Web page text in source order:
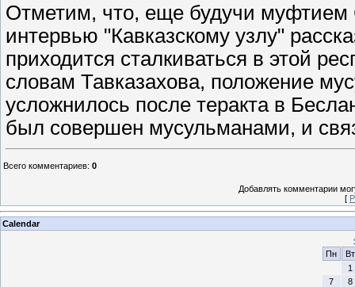
Отметим, что, еще будучи муфтием
интервью "Кавказскому узлу"
приходится сталкиваться в этой
словам Тавказахова, положение
усложнилось после теракта в
был совершен мусульманами, и
Всего комментариев: 0
Добавлять комментарии
[
Calendar
Пн
Вт
1
7
8